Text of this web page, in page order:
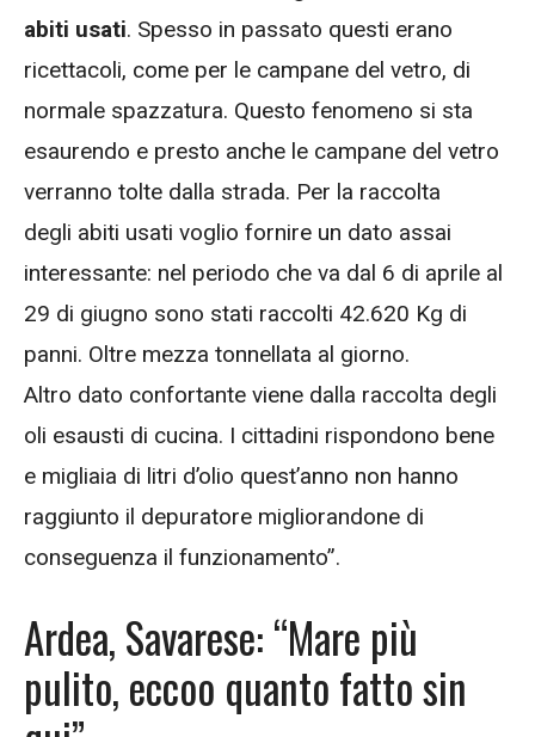
abiti usati. Spesso in passato questi erano
ricettacoli, come per le campane del vetro, di
normale spazzatura. Questo fenomeno si sta
esaurendo e presto anche le campane del vetro
verranno tolte dalla strada. Per la raccolta
degli abiti usati voglio fornire un dato assai
interessante: nel periodo che va dal 6 di aprile al
29 di giugno sono stati raccolti 42.620 Kg di
panni. Oltre mezza tonnellata al giorno.
Altro dato confortante viene dalla raccolta degli
oli esausti di cucina. I cittadini rispondono bene
e migliaia di litri d’olio quest’anno non hanno
raggiunto il depuratore migliorandone di
conseguenza il funzionamento”.
Ardea, Savarese: “Mare più
pulito, eccoo quanto fatto sin